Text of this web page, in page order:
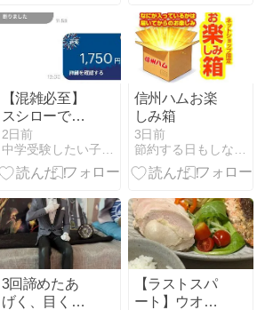
【混雑必至】
スシローで大
トロ110円
【駐車場要注
意】
2日前
中学受験したい子供が2人います
信州ハムお楽
しみ箱
3日前
節約する日もしない日も
3回諦めたあ
げく、目くば
【ラストスパ
ート】ウオー